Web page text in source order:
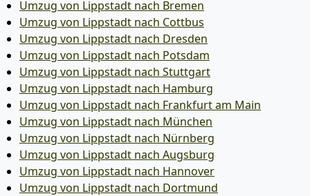
Umzug von Lippstadt nach Bremen
Umzug von Lippstadt nach Cottbus
Umzug von Lippstadt nach Dresden
Umzug von Lippstadt nach Potsdam
Umzug von Lippstadt nach Stuttgart
Umzug von Lippstadt nach Hamburg
Umzug von Lippstadt nach Frankfurt am Main
Umzug von Lippstadt nach München
Umzug von Lippstadt nach Nürnberg
Umzug von Lippstadt nach Augsburg
Umzug von Lippstadt nach Hannover
Umzug von Lippstadt nach Dortmund